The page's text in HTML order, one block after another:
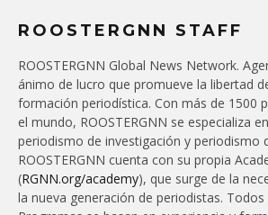
ROOSTERGNN STAFF
ROOSTERGNN Global News Network.
ánimo de lucro que promueve la libertad
formación periodística. Con más de 1500
el mundo, ROOSTERGNN se especializa
periodismo de investigación y periodismo
ROOSTERGNN cuenta con su propia
(RGNN.org/academy), que surge de la
la nueva generación de periodistas.